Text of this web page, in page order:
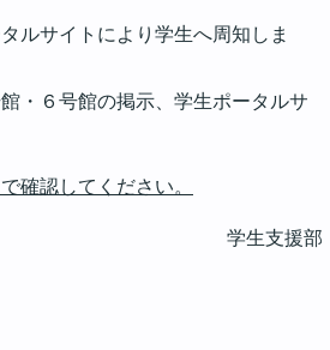
ルサイトにより学生へ周知しま
・６号館の掲示、学生ポータルサ
確認してください。
学生支援部